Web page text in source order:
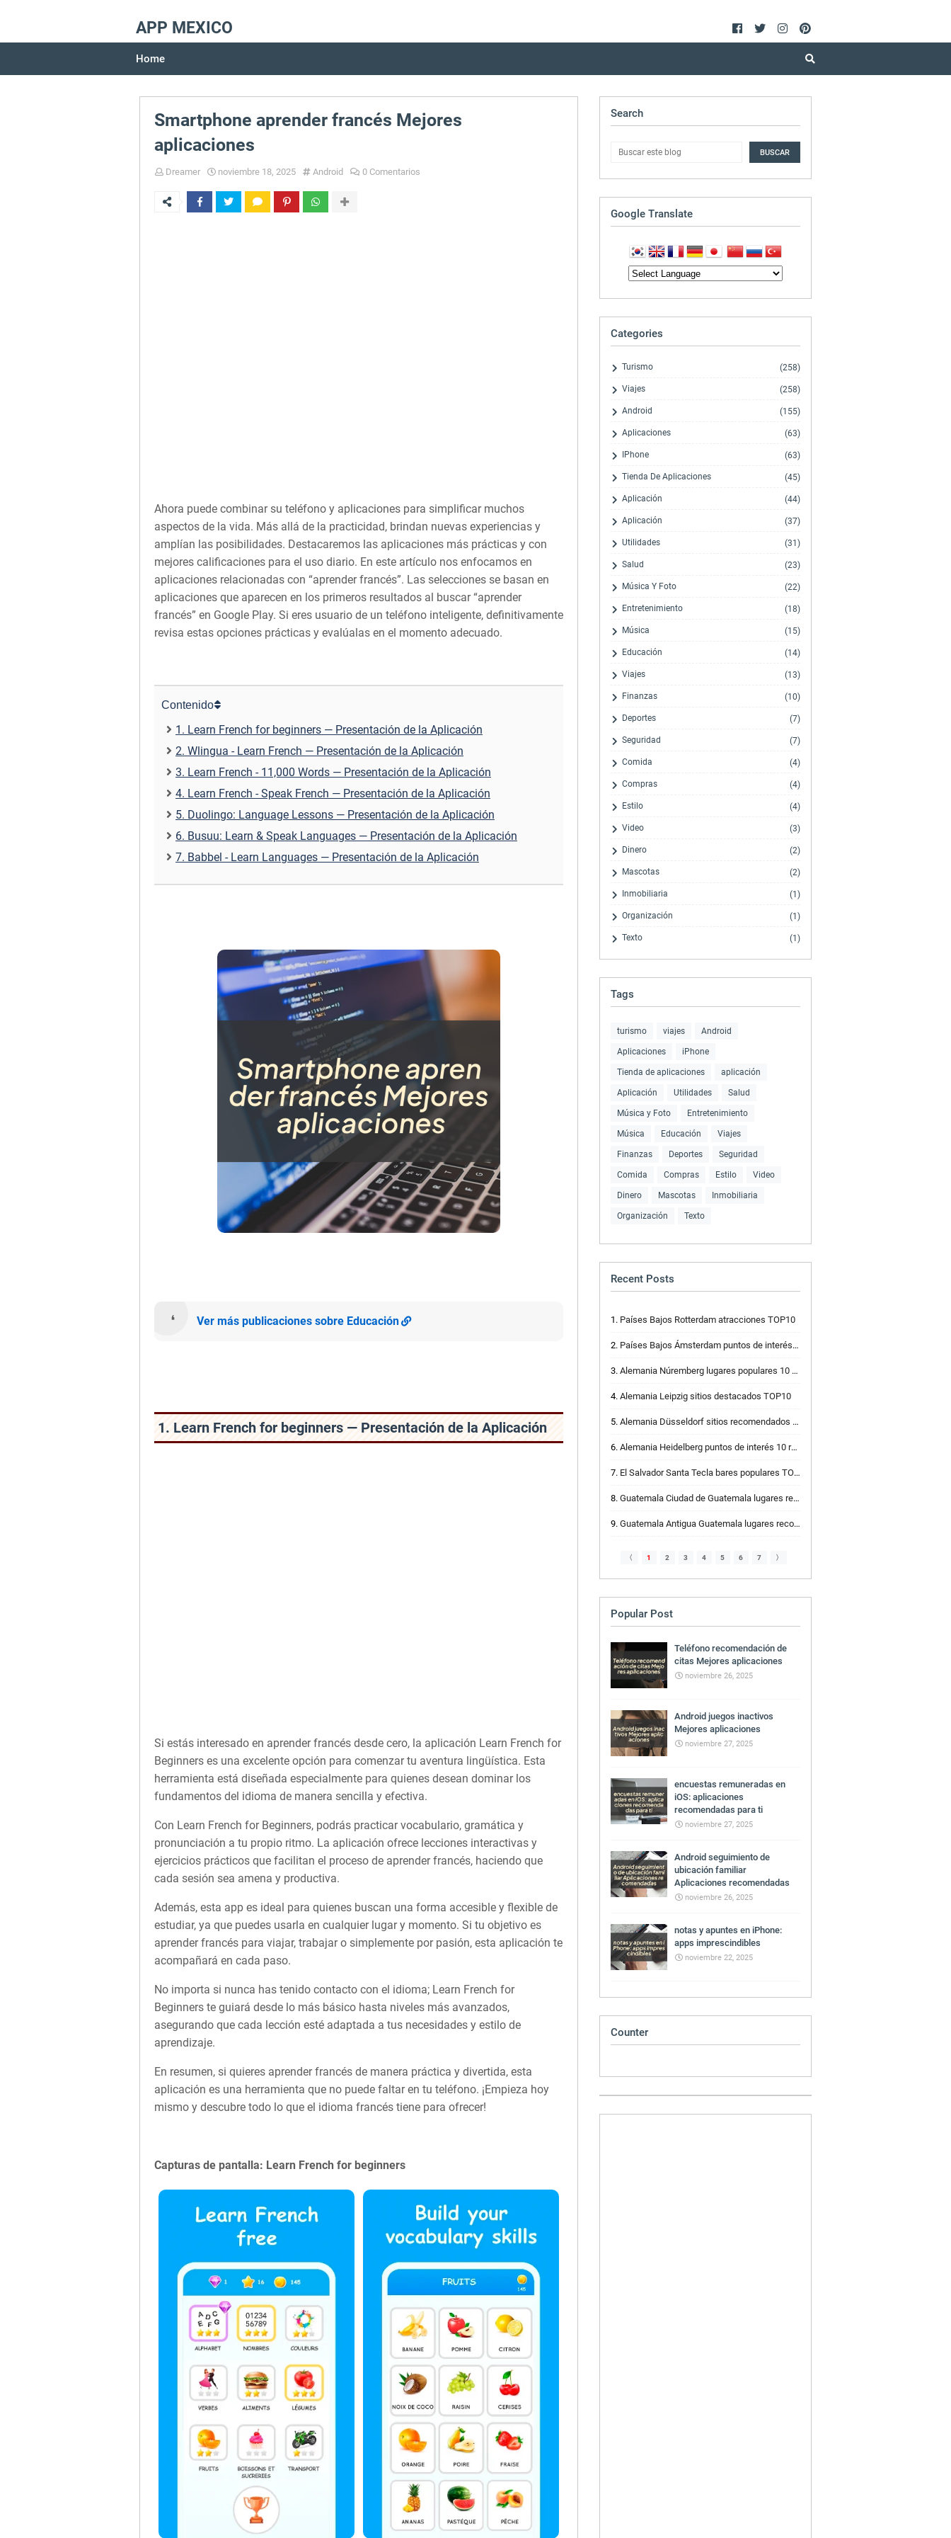
APP MEXICO
Home
Smartphone aprender francés Mejores
aplicaciones
Dreamer noviembre 18, 2025 Android 0 Comentarios
Ahora puede combinar su teléfono y aplicaciones para simplificar muchos
aspectos de la vida. Más allá de la practicidad, brindan nuevas experiencias y
amplían las posibilidades. Destacaremos las aplicaciones más prácticas y con
mejores calificaciones para el uso diario. En este artículo nos enfocamos en
aplicaciones relacionadas con “aprender francés”. Las selecciones se basan en
aplicaciones que aparecen en los primeros resultados al buscar “aprender
francés” en Google Play. Si eres usuario de un teléfono inteligente, definitivamente
revisa estas opciones prácticas y evalúalas en el momento adecuado.
Contenido
1. Learn French for beginners — Presentación de la Aplicación
2. Wlingua - Learn French — Presentación de la Aplicación
3. Learn French - 11,000 Words — Presentación de la Aplicación
4. Learn French - Speak French — Presentación de la Aplicación
5. Duolingo: Language Lessons — Presentación de la Aplicación
6. Busuu: Learn & Speak Languages — Presentación de la Aplicación
7. Babbel - Learn Languages — Presentación de la Aplicación
Ver más publicaciones sobre Educación
1. Learn French for beginners — Presentación de la Aplicación
Si estás interesado en aprender francés desde cero, la aplicación Learn French for
Beginners es una excelente opción para comenzar tu aventura lingüística. Esta
herramienta está diseñada especialmente para quienes desean dominar los
fundamentos del idioma de manera sencilla y efectiva.
Con Learn French for Beginners, podrás practicar vocabulario, gramática y
pronunciación a tu propio ritmo. La aplicación ofrece lecciones interactivas y
ejercicios prácticos que facilitan el proceso de aprender francés, haciendo que
cada sesión sea amena y productiva.
Además, esta app es ideal para quienes buscan una forma accesible y flexible de
estudiar, ya que puedes usarla en cualquier lugar y momento. Si tu objetivo es
aprender francés para viajar, trabajar o simplemente por pasión, esta aplicación te
acompañará en cada paso.
No importa si nunca has tenido contacto con el idioma; Learn French for
Beginners te guiará desde lo más básico hasta niveles más avanzados,
asegurando que cada lección esté adaptada a tus necesidades y estilo de
aprendizaje.
En resumen, si quieres aprender francés de manera práctica y divertida, esta
aplicación es una herramienta que no puede faltar en tu teléfono. ¡Empieza hoy
mismo y descubre todo lo que el idioma francés tiene para ofrecer!
Capturas de pantalla: Learn French for beginners
Search
Google Translate
Categories
Turismo (258)
Viajes (258)
Android (155)
Aplicaciones (63)
IPhone (63)
Tienda De Aplicaciones (45)
Aplicación (44)
Aplicación (37)
Utilidades (31)
Salud (23)
Música Y Foto (22)
Entretenimiento (18)
Música (15)
Educación (14)
Viajes (13)
Finanzas (10)
Deportes (7)
Seguridad (7)
Comida (4)
Compras (4)
Estilo (4)
Video (3)
Dinero (2)
Mascotas (2)
Inmobiliaria (1)
Organización (1)
Texto (1)
Tags
turismo viajes Android
Aplicaciones iPhone
Tienda de aplicaciones aplicación
Aplicación Utilidades Salud
Música y Foto Entretenimiento
Música Educación Viajes
Finanzas Deportes Seguridad
Comida Compras Estilo Video
Dinero Mascotas Inmobiliaria
Organización Texto
Recent Posts
Países Bajos Rotterdam atracciones TOP10
Países Bajos Ámsterdam puntos de interés TOP10
Alemania Núremberg lugares populares 10 recomendados
Alemania Leipzig sitios destacados TOP10
Alemania Düsseldorf sitios recomendados 10 recomendados
Alemania Heidelberg puntos de interés 10 recomendados
El Salvador Santa Tecla bares populares TOP10
Guatemala Ciudad de Guatemala lugares recomendados para actividad 10
Guatemala Antigua Guatemala lugares recomendados de pan y pastelería 10
〈 1 2 3 4 5 6 7 〉
Popular Post
Teléfono recomendación de
citas Mejores aplicaciones
noviembre 26, 2025
Android juegos inactivos
Mejores aplicaciones
noviembre 27, 2025
encuestas remuneradas en
iOS: aplicaciones
recomendadas para ti
noviembre 27, 2025
Android seguimiento de
ubicación familiar
Aplicaciones recomendadas
noviembre 26, 2025
notas y apuntes en iPhone:
apps imprescindibles
noviembre 22, 2025
Counter